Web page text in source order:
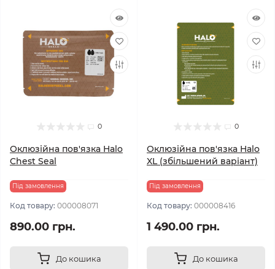
0
Оклюзійна пов'язка Halo
Chest Seal
Під замовлення
Код товару: 000008071
890.00 грн.
До кошика
0
Оклюзійна пов'язка Halo
XL (збільшений варіант)
Під замовлення
Код товару: 000008416
1 490.00 грн.
До кошика